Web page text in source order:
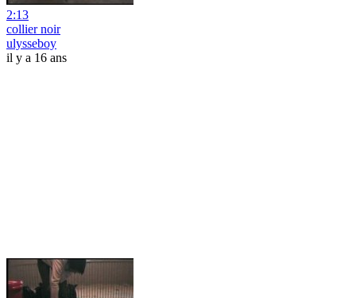
2:13
collier noir
ulysseboy
il y a 16 ans